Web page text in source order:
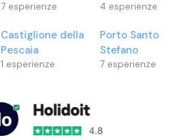
7 esperienze 4 esperienze
Castiglione della
Pescaia
1 esperienze
Porto Santo
Stefano
7 esperienze